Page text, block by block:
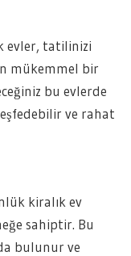
evler, tatilinizi
mükemmel bir
bu evlerde
ve rahat
kiralık ev
sahiptir. Bu
bulunur ve